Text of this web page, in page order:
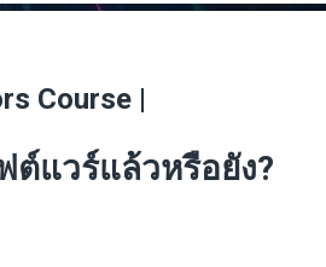
Course |
แวร์แล้วหรือยัง?